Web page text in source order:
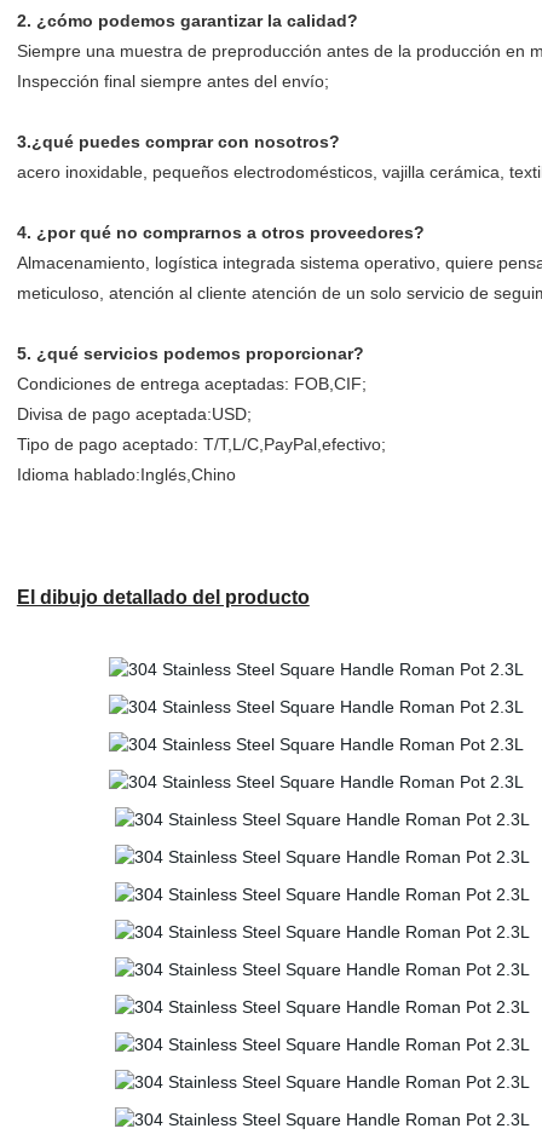
2. ¿cómo podemos garantizar la calidad?
Siempre una muestra de preproducción antes de la producción en
Inspección final siempre antes del envío;
3.¿qué puedes comprar con nosotros?
acero inoxidable, pequeños electrodomésticos, vajilla cerámica,
4. ¿por qué no comprarnos a otros proveedores?
Almacenamiento, logística integrada sistema operativo, quiere
meticuloso, atención al cliente atención de un solo servicio de
5. ¿qué servicios podemos proporcionar?
Condiciones de entrega aceptadas: FOB,CIF;
Divisa de pago aceptada:USD;
Tipo de pago aceptado: T/T,L/C,PayPal,efectivo;
Idioma hablado:Inglés,Chino
El dibujo detallado del producto